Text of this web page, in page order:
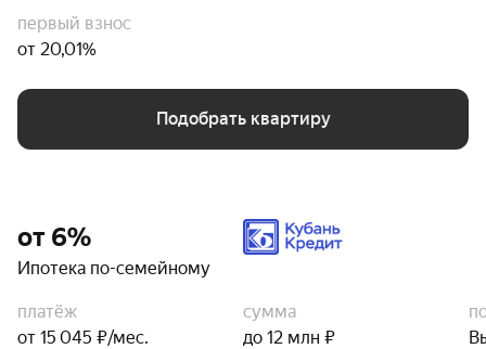
первый взнос
от 20,01%
Подобрать квартиру
от 6%
Ипотека по-семейному
платёж
от 15 045 ₽/мес.
сумма
до 12 млн ₽